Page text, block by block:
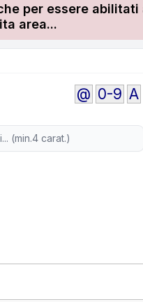
per essere
area...
@ 0-9 A